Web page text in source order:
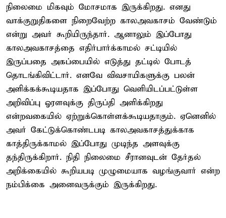
நிலைமை மிகவும் மோசமாக இருக்கிறது. எனது
வாக்குறுதிகளை நிறைவேற்ற காலஅவகாசம் வேண்டும்
என்று அவர் கூறியிருந்தார். ஆனாலும் இப்போது
காலஅவகாசத்தை எதிர்பார்க்காமல் சட்டியில்
இருப்பதை அகப்பையில் எடுத்து தட்டில் போடத்
தொடங்கிவிட்டார். எனவே விவசாயிகளுக்கு பலன்
அளிக்கக்கூடியதாக இப்போது வெளியிடப்பட்டுள்ள
அறிவிப்பு ஓரளவுக்கு திருப்தி அளிக்கிறது
என்றவகையில் ஏற்றுக்கொள்ளக்கூடியதாகும். ஏனெனில்
அவர் கேட்டுக்கொண்டபடி காலஅவகாசத்துக்காக
காத்திருக்காமல் இப்போது முடிந்த அளவுக்கு
தந்திருக்கிறார். நிதி நிலைமை சீரானவுடன் தேர்தல்
அறிக்கையில் கூறியபடி முழுமையாக வழங்குவார் என்ற
நம்பிக்கை அனைவருக்கும் இருக்கிறது.